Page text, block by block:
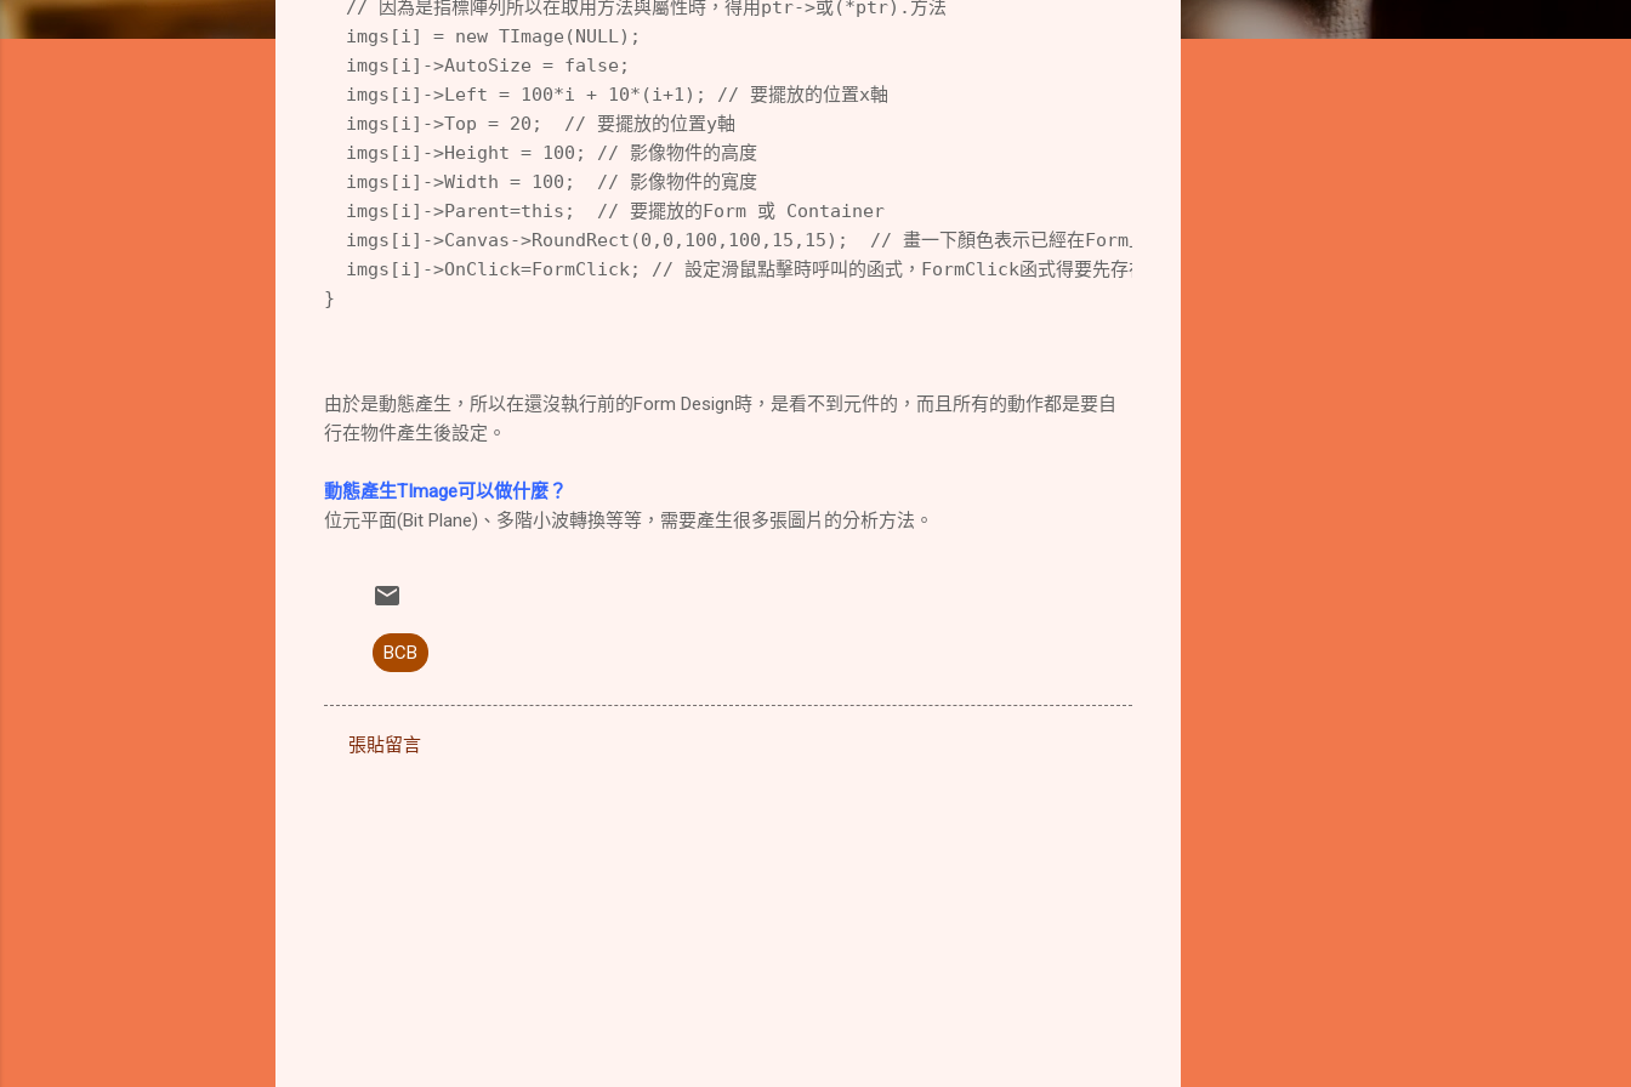
  // 因為是指標陣列所以在取用方法與屬性時，得用ptr->或(*ptr).方法
  imgs[i] = new TImage(NULL);
  imgs[i]->AutoSize = false;
  imgs[i]->Left = 100*i + 10*(i+1); // 要擺放的位置x軸
  imgs[i]->Top = 20;  // 要擺放的位置y軸
  imgs[i]->Height = 100; // 影像物件的高度
  imgs[i]->Width = 100;  // 影像物件的寬度
  imgs[i]->Parent=this;  // 要擺放的Form 或 Container
  imgs[i]->Canvas->RoundRect(0,0,100,100,15,15);  // 畫一下顏色表示已經在Form上
  imgs[i]->OnClick=FormClick; // 設定滑鼠點擊時呼叫的函式，FormClick函式得要先存在
}
由於是動態產生，所以在還沒執行前的Form Design時，是看不到元件的，而且所有的動作都是要自
行在物件產生後設定。
動態產生TImage可以做什麼？
位元平面(Bit Plane)、多階小波轉換等等，需要產生很多張圖片的分析方法。
BCB
張貼留言